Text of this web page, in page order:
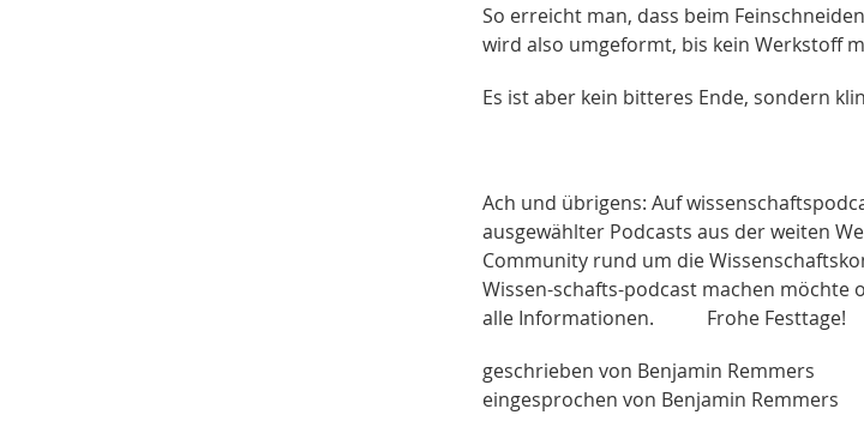
So erreicht man, dass beim
wird also umgeformt, bis kein Werkstoff
Es ist aber kein bitteres Ende, sondern
Ach und übrigens: Auf
ausgewählter Podcasts aus der weiten
Community rund um die
Wissen-schafts-podcast machen möchte
alle Informationen. Frohe Festtage!
geschrieben von Benjamin Remmers
eingesprochen von Benjamin Remmers